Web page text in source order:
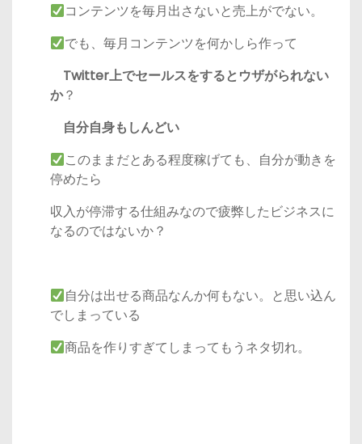
コンテンツを毎月出さないと売上がでない。
でも、毎月コンテンツを何かしら作って
Twitter上でセールスをするとウザがられない
か？
自分自身もしんどい
このままだとある程度稼げても、自分が動きを
停めたら
収入が停滞する仕組みなので疲弊したビジネスに
なるのではないか？
自分は出せる商品なんか何もない。と思い込ん
でしまっている
商品を作りすぎてしまってもうネタ切れ。